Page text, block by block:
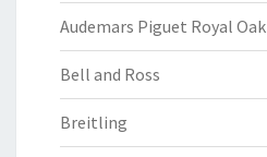
Audemars Piguet Royal Oak
Bell and Ross
Breitling